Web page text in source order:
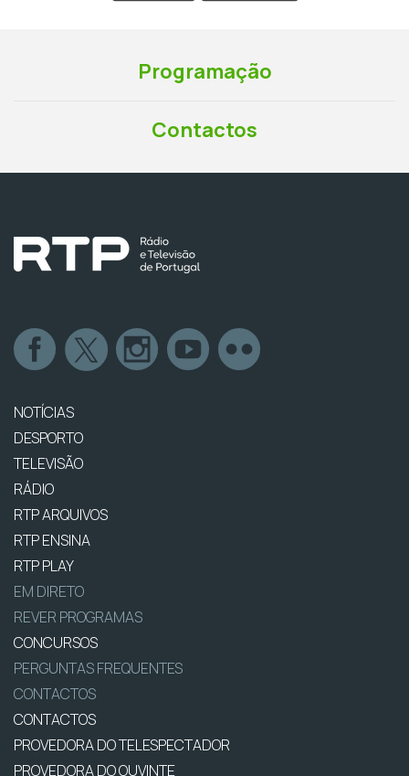
Programação
Contactos
NOTÍCIAS
DESPORTO
TELEVISÃO
RÁDIO
RTP ARQUIVOS
RTP ENSINA
RTP PLAY
EM DIRETO
REVER PROGRAMAS
CONCURSOS
PERGUNTAS FREQUENTES
CONTACTOS
CONTACTOS
PROVEDORA DO TELESPECTADOR
PROVEDORA DO OUVINTE